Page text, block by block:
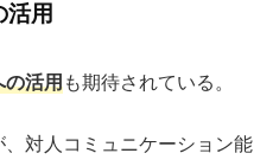
活用
の活用も期待されている。
対人コミュニケーション能